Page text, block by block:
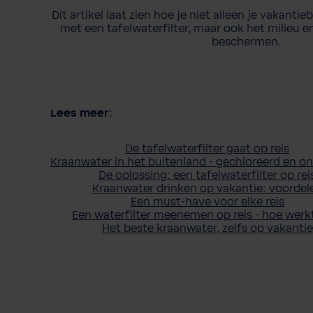
Dit artikel laat zien hoe je niet alleen je
met een tafelwaterfilter, maar ook het milieu
beschermen.
Lees meer:
De tafelwaterfilter gaat op reis
Kraanwater in het buitenland - gechloreerd en
De oplossing: een tafelwaterfilter op
Kraanwater drinken op vakantie:
Een must-have voor elke reis
Een waterfilter meenemen op reis - hoe
Het beste kraanwater, zelfs op vakantie